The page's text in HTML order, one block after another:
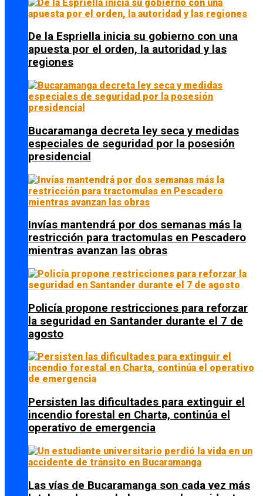
De la Espriella inicia su gobierno con una
apuesta por el orden, la autoridad y las
regiones
Bucaramanga decreta ley seca y medidas
especiales de seguridad por la posesión
presidencial
Invías mantendrá por dos semanas más la
restricción para tractomulas en Pescadero
mientras avanzan las obras
Policía propone restricciones para reforzar
la seguridad en Santander durante el 7 de
agosto
Persisten las dificultades para extinguir el
incendio forestal en Charta, continúa el
operativo de emergencia
Las vías de Bucaramanga son cada vez más